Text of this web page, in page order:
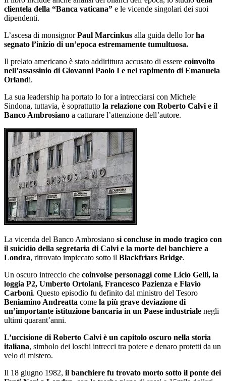
clientela della “Banca vaticana” e le vicende singolari dei suoi
dipendenti.
L’ascesa di monsignorPaul Marcinkus alla guida dello Iorha
segnato l’inizio di un’epoca estremamente tumultuosa.
Il prelato americano è stato addirittura accusato di essere coinvolto
nell’assassinio di Giovanni Paolo I e nel rapimento di Emanuela
Orlandi.
La sua leadership ha portato lo Ior a intrecciarsi con Michele
Sindona, tuttavia, è soprattutto la relazione con Roberto Calvi e il
Banco Ambrosiano a catturare l’attenzione dell’autore.
La vicenda del Banco Ambrosiano si concluse in modo tragico con
il suicidio della segretaria di Calvi e la morte del banchiere a
Londra, ritrovato impiccato sotto il Blackfriars Bridge.
Un oscuro intreccio che coinvolse personaggi come Licio Gelli, la
loggia P2, Umberto Ortolani, Francesco Pazienza e Flavio
Carboni. Questo episodio fu definito dal ministro del Tesoro
Beniamino Andreatta come la più grave deviazione di
un’importante istituzione bancaria in un Paese industriale negli
ultimi quarant’anni.
L’uccisione di Roberto Calvi è un capitolo oscuro nella storia
italiana, simbolo dei loschi intrecci tra potere e denaro protetti da un
velo di mistero.
Il 18 giugno 1982, il banchiere fu trovato morto sotto il ponte dei